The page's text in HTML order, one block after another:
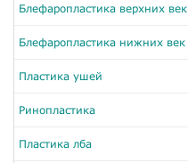
Блефаропластика верхних век
Блефаропластика нижних век
Пластика ушей
Ринопластика
Пластика лба